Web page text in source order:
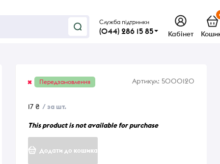
Служба підтримки
(044) 286 15 85 Кабінет
Передзамовлення Артикул: 5000120
17 ₴ / за шт.
This product is not available for purchase
Додати до кошика